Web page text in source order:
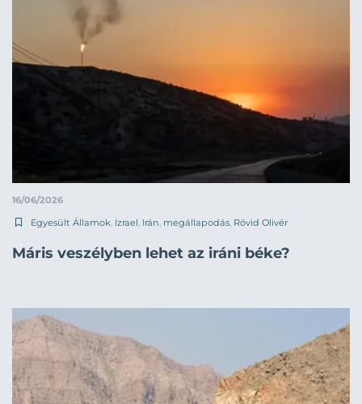
16/06/2026
Egyesült Államok, Izrael, Irán, megállapodás, Rövid Olivér
Máris veszélyben lehet az iráni béke?